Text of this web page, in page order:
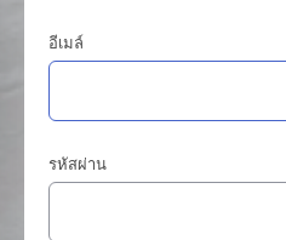
อีเมล์
รหัสผ่าน